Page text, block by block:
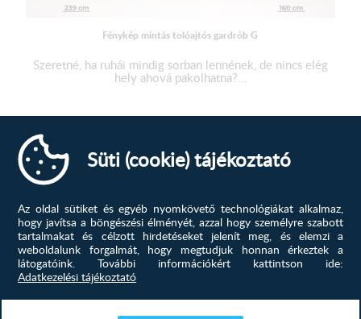
5. Rusztik fehér váz
7. Canterbury váz
9. Canyon tölgy váz
10. Fehér tölgy váz
11. Makadámdió váz
13. Bourbon tölgy váz
A fénykép mintás gardrób méretei:
Magasság: 203 cm
Fénykép mintás tolóajtós gardrób G
Szeretné, ha ruhái mindig sorban lennének, de nincs elég
hely ahová pakolhatna?...
339 500Ft
MEGTEKINTÉS
Süti (cookie) tájékoztató
Az oldal sütiket és egyéb nyomkövető technológiákat alkalmaz,
hogy javítsa a böngészési élményét, azzal hogy személyre szabott
tartalmakat és célzott hirdetéseket jelenít meg, és elemzi a
weboldalunk forgalmát, hogy megtudjuk honnan érkeztek a
látogatóink.
További információkért kattintson ide:
Adatkezelési tájékoztató